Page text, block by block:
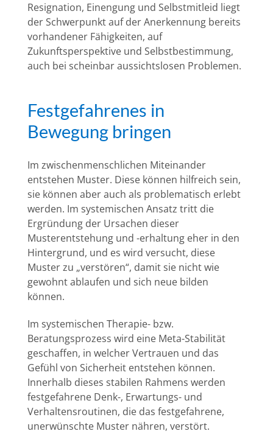
Resignation, Einengung und Selbstmitleid liegt
der Schwerpunkt auf der Anerkennung bereits
vorhandener Fähigkeiten, auf
Zukunftsperspektive und Selbstbestimmung,
auch bei scheinbar aussichtslosen Problemen.
Festgefahrenes in
Bewegung bringen
Im zwischenmenschlichen Miteinander
entstehen Muster. Diese können hilfreich sein,
sie können aber auch als problematisch erlebt
werden. Im systemischen Ansatz tritt die
Ergründung der Ursachen dieser
Musterentstehung und -erhaltung eher in den
Hintergrund, und es wird versucht, diese
Muster zu „verstören“, damit sie nicht wie
gewohnt ablaufen und sich neue bilden
können.
Im systemischen Therapie- bzw.
Beratungsprozess wird eine Meta-Stabilität
geschaffen, in welcher Vertrauen und das
Gefühl von Sicherheit entstehen können.
Innerhalb dieses stabilen Rahmens werden
festgefahrene Denk-, Erwartungs- und
Verhaltensroutinen, die das festgefahrene,
unerwünschte Muster nähren, verstört.